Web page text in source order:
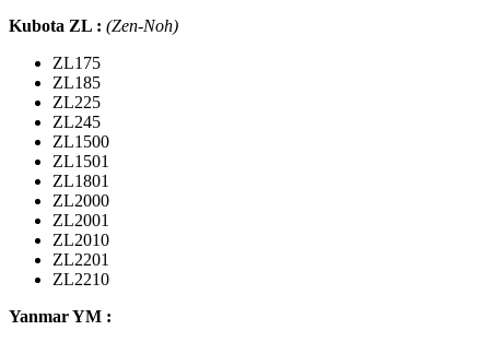
Kubota ZL : (Zen-Noh)
ZL175
ZL185
ZL225
ZL245
ZL1500
ZL1501
ZL1801
ZL2000
ZL2001
ZL2010
ZL2201
ZL2210
Yanmar YM :